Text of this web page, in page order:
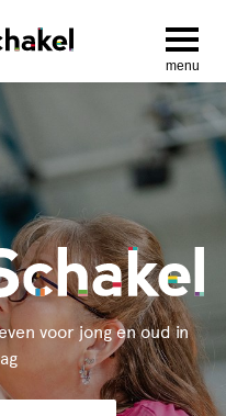
menu
voor jong en oud in